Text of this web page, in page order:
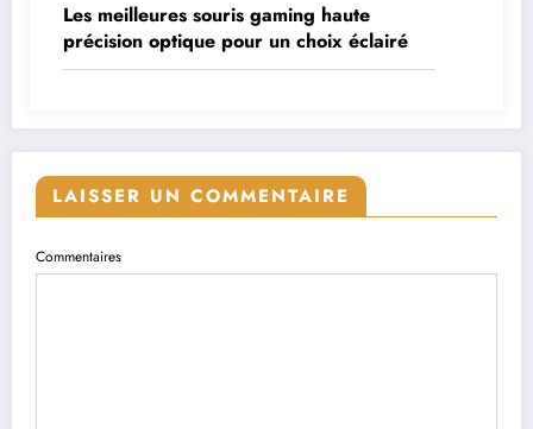
Les meilleures souris gaming haute
précision optique pour un choix éclairé
LAISSER UN COMMENTAIRE
Commentaires